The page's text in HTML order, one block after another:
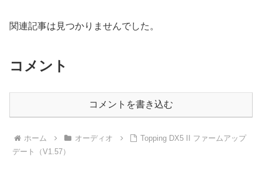
関連記事は見つかりませんでした。
コメント
コメントを書き込む
ホーム オーディオ
Topping DX5 II ファームアップ
デート（V1.57）